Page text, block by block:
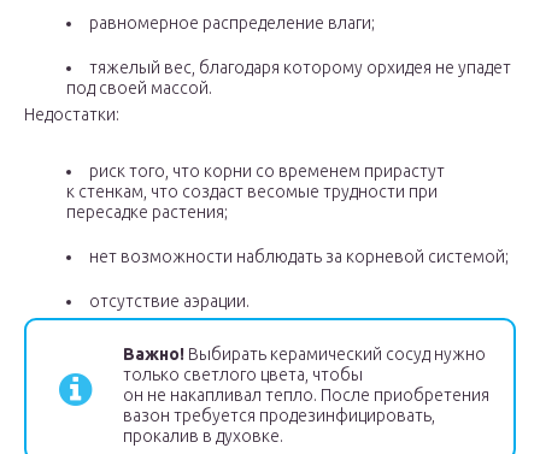
равномерное распределение влаги;
тяжелый вес, благодаря которому орхидея не упадет
под своей массой.
Недостатки:
риск того, что корни со временем прирастут
к стенкам, что создаст весомые трудности при
пересадке растения;
нет возможности наблюдать за корневой системой;
отсутствие аэрации.
Важно! Выбирать керамический сосуд нужно
только светлого цвета, чтобы
он не накапливал тепло. После приобретения
вазон требуется продезинфицировать,
прокалив в духовке.